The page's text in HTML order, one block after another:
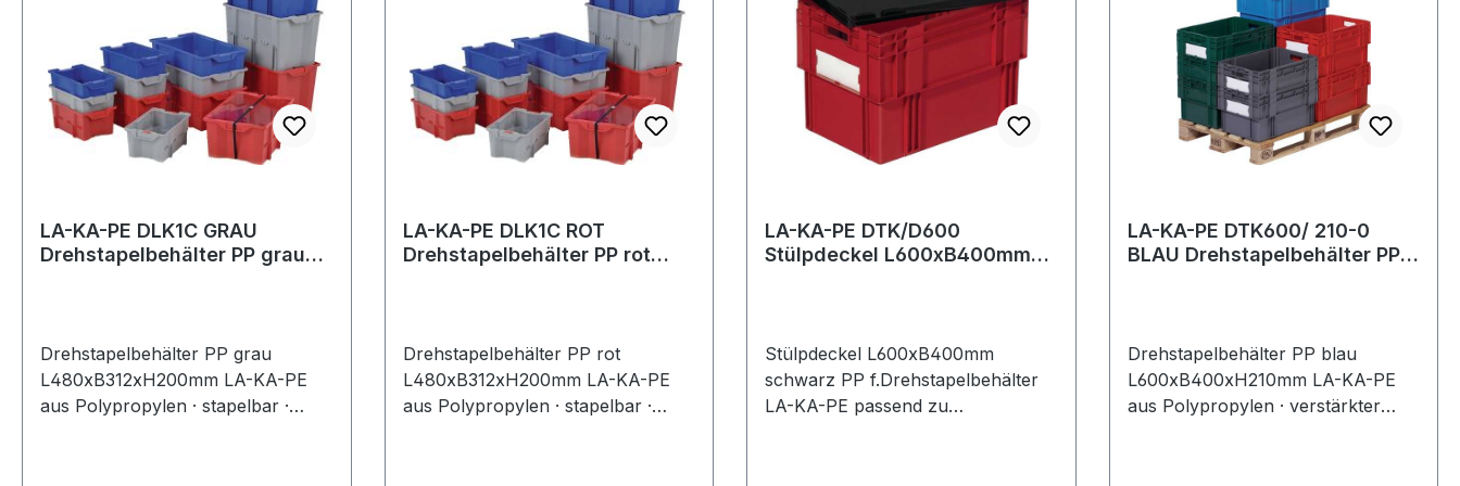
LA-KA-PE DLK1C GRAU
Drehstapelbehälter PP grau
Drehstapelbehälter PP grau
L480xB312xH200mm LA-KA-PE
aus Polypropylen · stapelbar ·
LA-KA-PE DLK1C ROT
Drehstapelbehälter PP rot
Drehstapelbehälter PP rot
L480xB312xH200mm LA-KA-PE
aus Polypropylen · stapelbar ·
LA-KA-PE DTK/D600
Stülpdeckel L600xB400mm
Stülpdeckel L600xB400mm
schwarz PP f.Drehstapelbehälter
LA-KA-PE passend zu
LA-KA-PE DTK600/ 210-0
BLAU Drehstapelbehälter PP
Drehstapelbehälter PP blau
L600xB400xH210mm LA-KA-PE
aus Polypropylen · verstärkter